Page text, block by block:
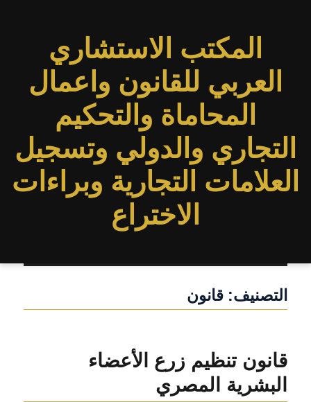
المكتب الاستشاري
العربي للقانون واعمال
المحاماة والتحكيم
التجاري والدولي وتسجيل
العلامات التجارية وبراءات
الاختراع
التصنيف:قانون
قانون تنظيم زرع الأعضاء
البشرية المصري